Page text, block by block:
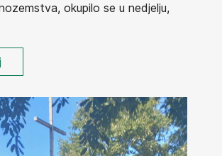
okupilo se u nedjelju,